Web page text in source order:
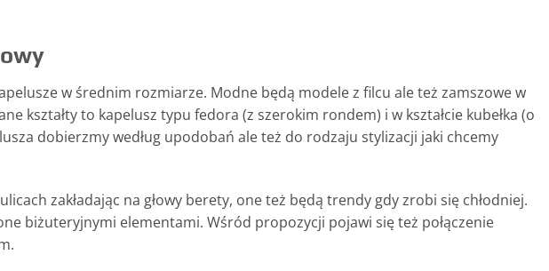
w średnim rozmiarze. Modne będą modele z filcu ale też zamszowe w
kształty to kapelusz typu fedora (z szerokim rondem) i w kształcie kubełka (o
dobierzmy według upodobań ale też do rodzaju stylizacji jaki chcemy
zakładając na głowy berety, one też będą trendy gdy zrobi się chłodniej.
biżuteryjnymi elementami. Wśród propozycji pojawi się też połączenie